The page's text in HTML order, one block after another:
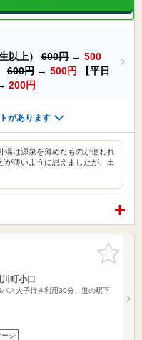
以上） 600円 → 500
600円 → 500円
【平日
200円
があります
湯は源泉を薄めたものが使われ
が薄いように思えましたが、出
お気に入
りに追加
町小口
ス大子行き利用30分、道の駅下
ジ